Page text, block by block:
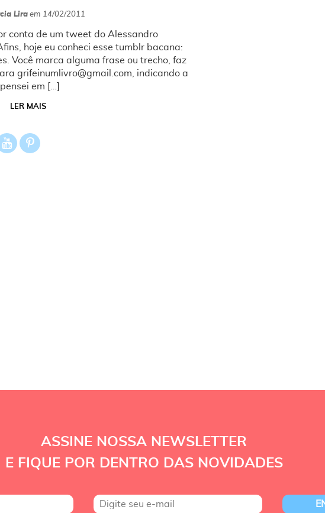
Lira em 14/02/2011
conta de um tweet do Alessandro
hoje eu conheci esse tumblr bacana:
Você marca alguma frase ou trecho, faz
grifeinumlivro@gmail.com, indicando a
em […]
LER MAIS
ASSINE NOSSA NEWSLETTER
E FIQUE POR DENTRO DAS NOVIDADES